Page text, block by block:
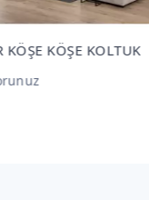
290X180 KÖŞE